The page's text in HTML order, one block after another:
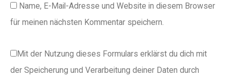
Name, E-Mail-Adresse und Website in diesem Browser
für meinen nächsten Kommentar speichern.
Mit der Nutzung dieses Formulars erklärst du dich mit
der Speicherung und Verarbeitung deiner Daten durch